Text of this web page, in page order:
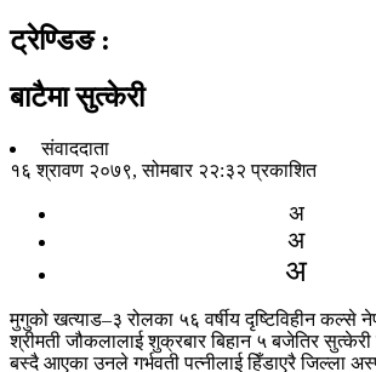
ट्रेण्डिङ :
बाटैमा सुत्केरी
संवाददाता
१६ श्रावण २०७९, सोमबार २२:३२ प्रकाशित
अ
अ
अ
मुगुको खत्याड–३ रोलका ५६ वर्षीय दृष्टिविहीन कल्से
श्रीमती जौकलालाई शुक्रबार बिहान ५ बजेतिर सुत्केरी
बस्दै आएका उनले गर्भवती पत्नीलाई हिँडाएरै जिल्ला